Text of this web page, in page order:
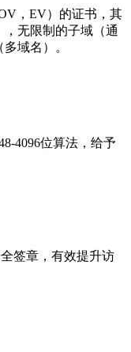
，EV）的证书，其
无限制的子域（通
域名）。
4096位算法，给予
签章，有效提升访